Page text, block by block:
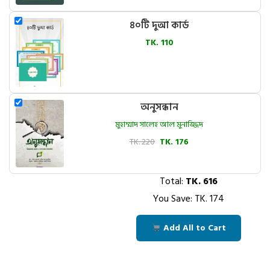
৪০টি দুআ কার্ড
TK. 110
অনুসন্ধান
মুহাম্মাদ সালেহ আল মুনাজ্জিদ
TK. 220 TK. 176
Total: TK.616
You Save: TK.174
Add All to Cart